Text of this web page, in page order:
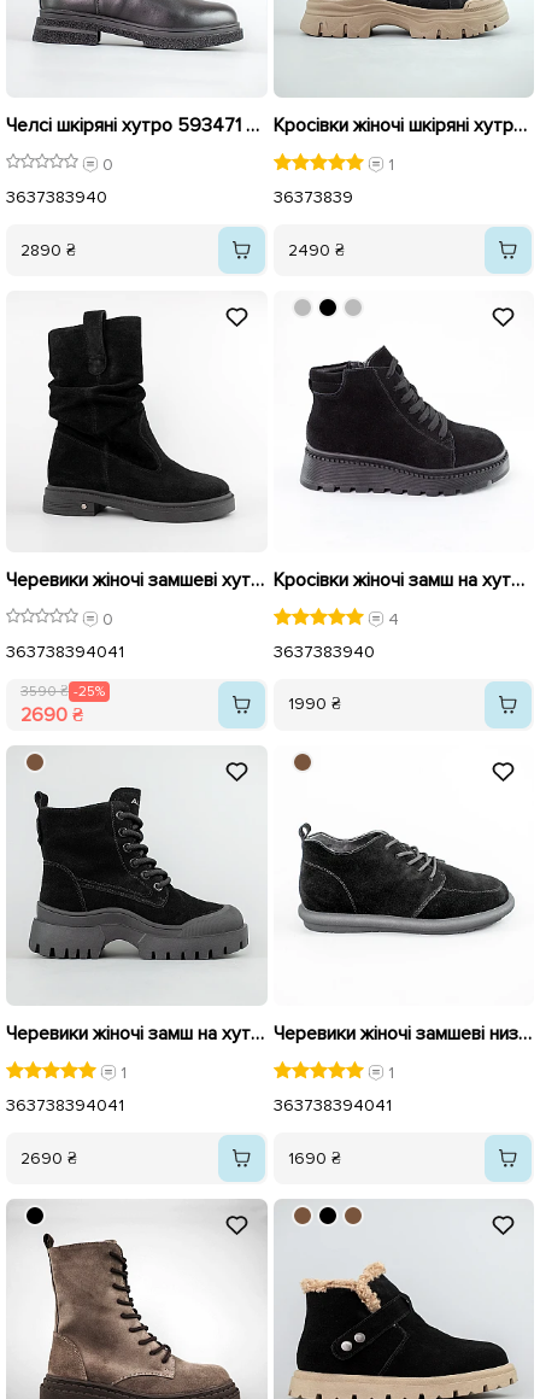
Челсі шкіряні хутро 593471 Чорні
0
3637383940
2890 ₴
Кросівки жіночі шкіряні хутро 593338 Чорні
1
36373839
2490 ₴
Черевики жіночі замшеві хутро 592650 Чорні розпродаж
0
363738394041
3590 ₴ -25%
2690 ₴
Кросівки жіночі замш на хутрі 593171 Чорні
4
3637383940
1990 ₴
Черевики жіночі замш на хутрі 593562 Чорні
1
363738394041
2690 ₴
Черевики жіночі замшеві низькі хутро 593546 Чорні
1
363738394041
1690 ₴